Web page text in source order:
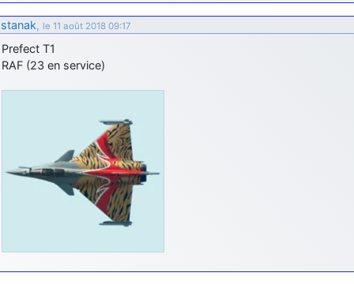
stanak, le 11 août 2018 09:17
Prefect T1
RAF (23 en service)